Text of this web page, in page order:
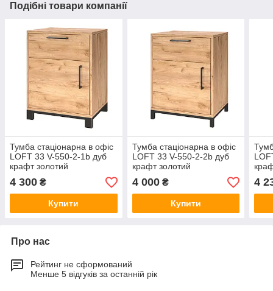
Подібні товари компанії
Тумба стаціонарна в офіс
LOFT 33 V-550-2-1b дуб
крафт золотий
4 300 ₴
Купити
Тумба стаціонарна в офіс
LOFT 33 V-550-2-2b дуб
крафт золотий
4 000₴
Купити
4
Про нас
Рейтинг не сформований
Менше 5 відгуків за останній рік